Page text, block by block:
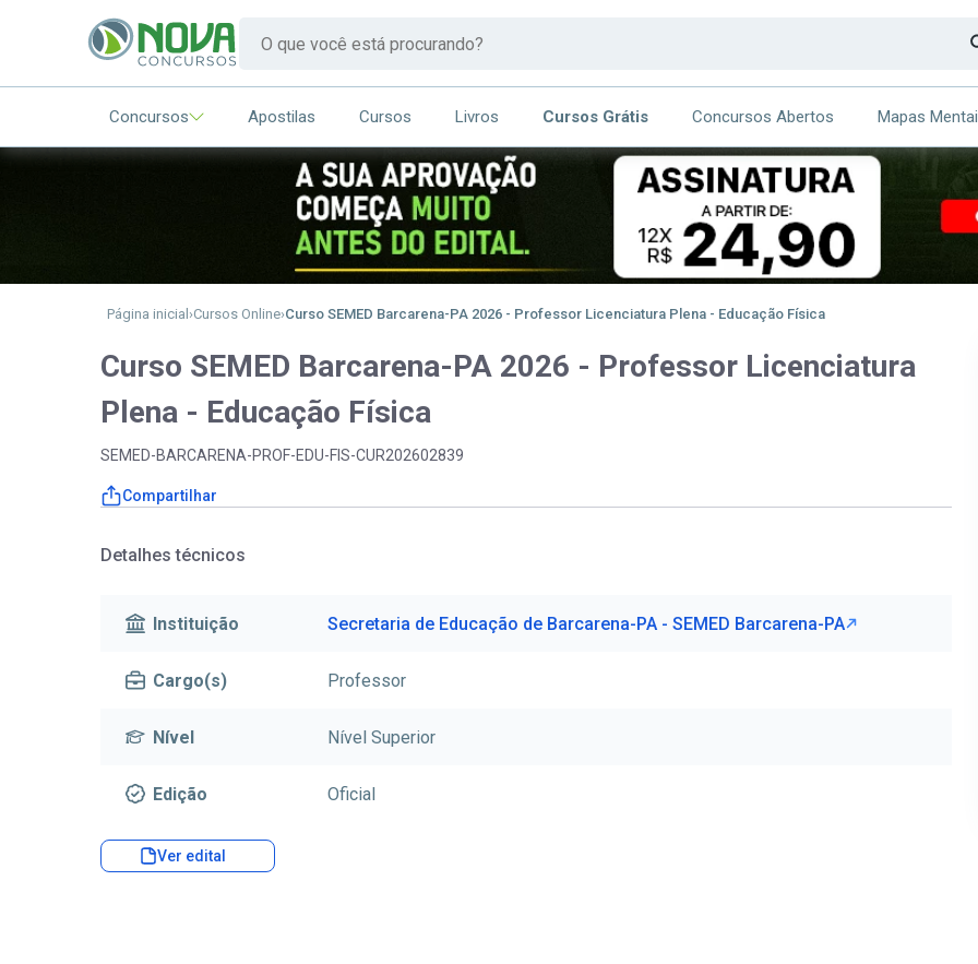
Concursos Apostilas Cursos Livros Cursos Grátis Concursos Abertos Mapas
Página inicial Cursos Online Curso SEMED Barcarena-PA 2026 - Professor Licenciatura Plena - Educação Física
Curso SEMED Barcarena-PA 2026 - Professor Licenciatura
Plena - Educação Física
SEMED-BARCARENA-PROF-EDU-FIS-CUR202602839
Compartilhar
Detalhes técnicos
Instituição Secretaria de Educação de Barcarena-PA - SEMED Barcarena-PA
Cargo(s) Professor
Nível Nível Superior
Edição Oficial
Ver edital